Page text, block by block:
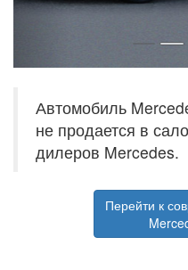
Автомобиль
не продается в
дилеров Mercedes.
Перейти к